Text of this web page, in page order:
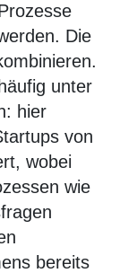
Die
unter
hier
von
wobei
wie
bereits